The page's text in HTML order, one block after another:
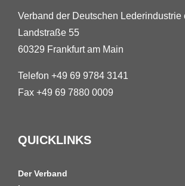
Verband der Deutschen Lederindustrie
Landstraße 55
60329 Frankfurt am Main
Telefon +49 69 9784 3141
Fax +49 69 7880 0009
QUICKLINKS
Der Verband